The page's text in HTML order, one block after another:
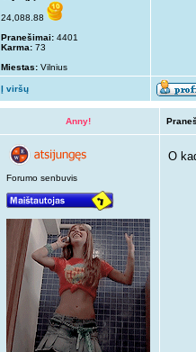
24,088.88
Pranešimai: 4401
Karma: 73
Miestas: Vilnius
Į viršų
Anny!
Forumo senbuvis
O